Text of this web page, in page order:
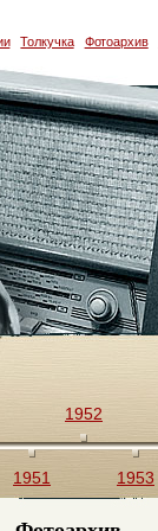
Толкучка Фотоархив
1951
1952
1953